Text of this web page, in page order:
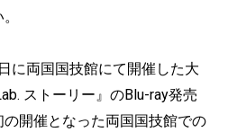
に両国国技館にて開催した大
ストーリー』のBlu-ray発売
開催となった両国国技館での